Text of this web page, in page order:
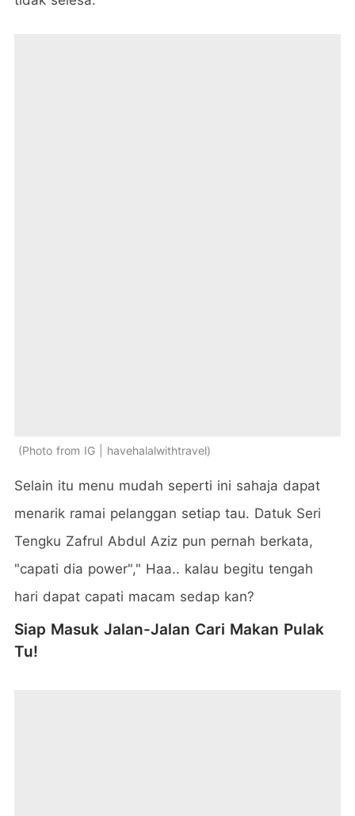
Photo from IG | havehalalwithtravel
Selain itu menu mudah seperti ini sahaja dapat
menarik ramai pelanggan setiap tau. Datuk Seri
Tengku Zafrul Abdul Aziz pun pernah berkata,
"capati dia power"," Haa.. kalau begitu tengah
hari dapat capati macam sedap kan?
Siap Masuk Jalan-Jalan Cari Makan Pulak
Tu!